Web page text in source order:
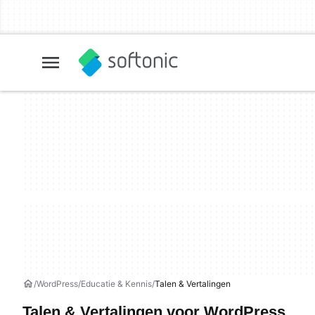
WordPress Educatie & Kennis Talen & Vertalingen